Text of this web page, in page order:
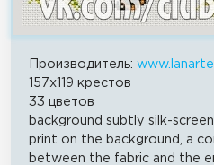
Производитель:
157x119 крестов
33 цветов
background subtly silk-
print on the background, a
between the fabric and the